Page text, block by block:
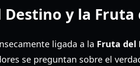
y la Fruta
ligada a la Fruta del
se preguntan sobre el